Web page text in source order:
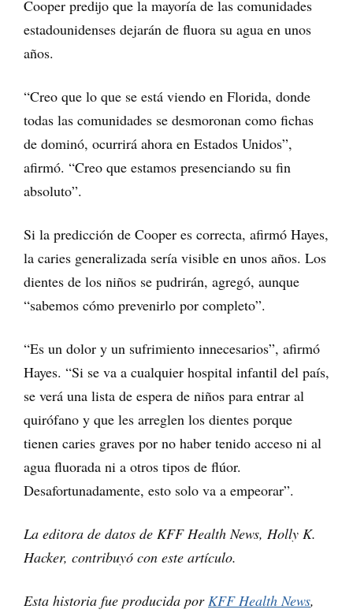
Cooper predijo que la mayoría de las comunidades
estadounidenses dejarán de fluora su agua en unos
años.
“Creo que lo que se está viendo en Florida, donde
todas las comunidades se desmoronan como fichas
de dominó, ocurrirá ahora en Estados Unidos”,
afirmó. “Creo que estamos presenciando su fin
absoluto”.
Si la predicción de Cooper es correcta, afirmó Hayes,
la caries generalizada sería visible en unos años. Los
dientes de los niños se pudrirán, agregó, aunque
“sabemos cómo prevenirlo por completo”.
“Es un dolor y un sufrimiento innecesarios”, afirmó
Hayes. “Si se va a cualquier hospital infantil del país,
se verá una lista de espera de niños para entrar al
quirófano y que les arreglen los dientes porque
tienen caries graves por no haber tenido acceso ni al
agua fluorada ni a otros tipos de flúor.
Desafortunadamente, esto solo va a empeorar”.
La editora de datos de KFF Health News, Holly K.
Hacker, contribuyó con este artículo.
Esta historia fue producida porKFF Health News,